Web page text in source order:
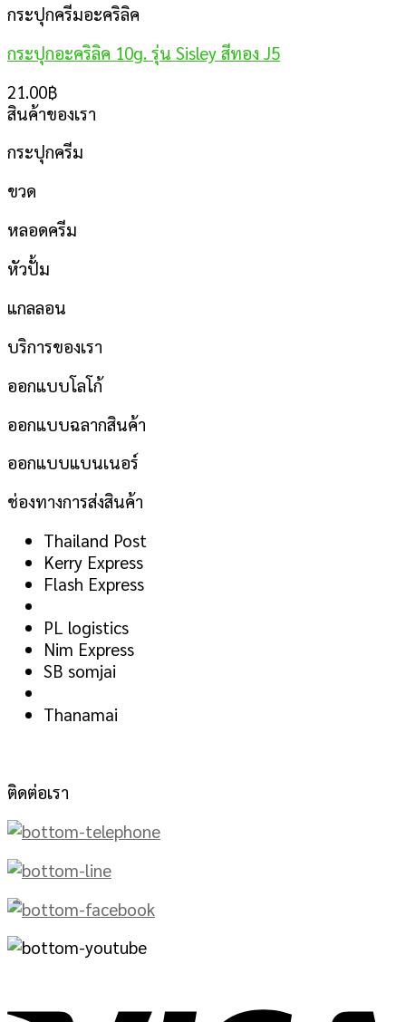
กระปุกครีมอะคริลิค
กระปุกอะคริลิค 10g. รุ่น Sisley สีทอง J5
21.00฿
สินค้าของเรา
กระปุกครีม
ขวด
หลอดครีม
หัวปั้ม
แกลลอน
บริการของเรา
ออกแบบโลโก้
ออกแบบฉลากสินค้า
ออกแบบแบนเนอร์
ช่องทางการส่งสินค้า
Thailand Post
Kerry Express
Flash Express
PL logistics
Nim Express
SB somjai
Thanamai
ติดต่อเรา